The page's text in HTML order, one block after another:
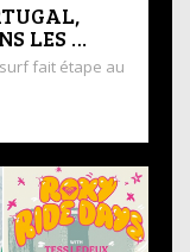
LES …
fait étape au